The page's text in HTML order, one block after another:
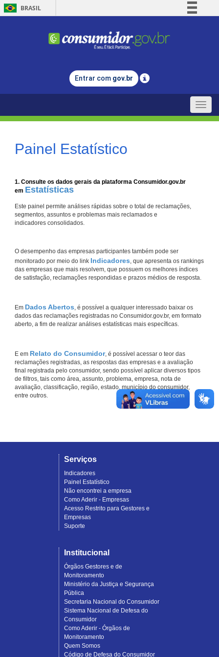
BRASIL
Comunica BR
Legislação
Entrar com gov.br
Toggle
Painel Estatístico
1. Consulte os dados gerais da plataforma Consumidor.gov.br
em Estatísticas
Este painel permite análises rápidas sobre o total de reclamações,
segmentos, assuntos e problemas mais reclamados e
indicadores consolidados.
O desempenho das empresas participantes também pode ser
monitorado por meio do link Indicadores, que apresenta os rankings
das empresas que mais resolvem, que possuem os melhores índices
de satisfação, reclamações respondidas e prazos médios de resposta.
Em Dados Abertos, é possível a qualquer interessado baixar os
dados das reclamações registradas no Consumidor.gov.br, em formato
aberto, a fim de realizar análises estatísticas mais específicas.
E em Relato do Consumidor, é possível acessar o teor das
reclamações registradas, as respostas das empresas e a avaliação
final registrada pelo consumidor, sendo possível aplicar diversos tipos
de filtros, tais como área, assunto, problema, empresa, nota de
avaliação, classificação, região, estado, município do consumidor,
entre outros.
Serviços
Indicadores
Painel Estatístico
Não encontrei a empresa
Como Aderir - Empresas
Acesso Restrito para Gestores e
Empresas
Suporte
Institucional
Órgãos Gestores e de
Monitoramento
Ministério da Justiça e Segurança
Pública
Secretaria Nacional do Consumidor
Sistema Nacional de Defesa do
Consumidor
Como Aderir - Órgãos de
Monitoramento
Quem Somos
Código de Defesa do Consumidor